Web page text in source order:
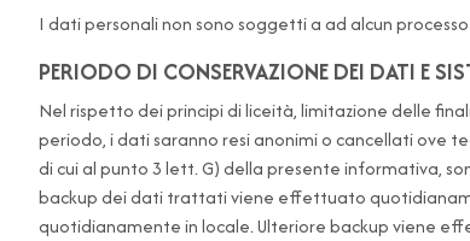
I dati personali non sono soggetti a ad alcun
PERIODO DI CONSERVAZIONE DEI DATI E
Nel rispetto dei principi di liceità, limitazione delle
periodo, i dati saranno resi anonimi o cancellati ove
di cui al punto 3 lett. G) della presente informativa,
backup dei dati trattati viene effettuato
quotidianamente in locale. Ulteriore backup viene